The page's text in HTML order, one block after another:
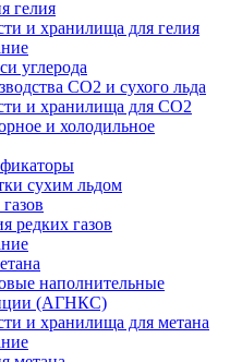
гелия
и хранилища для гелия
углерода
СО2 и сухого льда
и хранилища для CO2
и холодильное
сухим льдом
редких газов
наполнительные
(АГНКС)
и хранилища для метана